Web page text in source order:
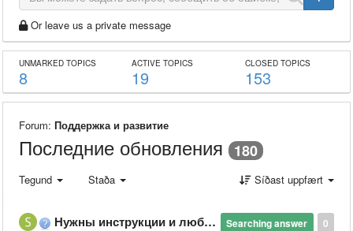
Or leave us a private message
UNMARKED TOPICS
8
ACTIVE TOPICS
19
CLOSED TOPICS
153
Forum: Поддержка и развитие
Последние обновления 180
Tegund Staða Síðast uppfært
0
Searching answer
Нужны инструкции и любая другая инфо по КК75-Управление Торговлей. На сайте http://axistem.ru/manual/ такой информации нет.